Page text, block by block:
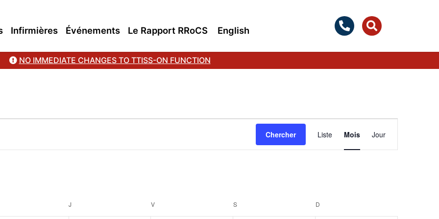
Infirmières Événements Le Rapport RRoCS English
NO IMMEDIATE CHANGES TO TTISS-ON FUNCTION
Chercher
de
Liste Mois Jour
J V S D